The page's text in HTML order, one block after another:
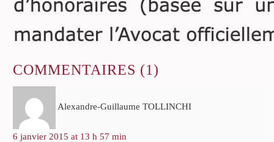
COMMENTAIRES (1)
Alexandre-Guillaume TOLLINCHI
6 janvier 2015 at 13 h 57 min